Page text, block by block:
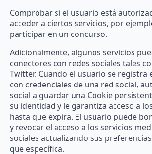
Comprobar si el usuario está
acceder a ciertos servicios, por
participar en un concurso.
Adicionalmente, algunos servicios
conectores con redes sociales tales
Twitter. Cuando el usuario se registra
con credenciales de una red social,
social a guardar una Cookie
su identidad y le garantiza acceso a
hasta que expira. El usuario puede
y revocar el acceso a los servicios
sociales actualizando sus
que específica.